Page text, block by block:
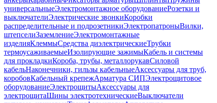
универсальныеЭлектромонтажное оборудованиеРозетки и
выключателиЭлектрические звонкиКоробки
распределительные и подрозетникиЭлектропатроныВилки,
штепселиЗаземлениеЭлектромонтажные
изделияКлеммыСредства диэлектрическиеТрубки
термоусаживаемыеИзолирующие зажимыКабель и системы
для прокладкиКороба, трубы, металлорукавСиловой
кабельНаконечники, гильзы кабельныеАксессуары для труб,
коробовКабельный крепежАрматура СИПЭлектрощитовое
оборудованиеЭлектрощитыАксессуары для
электрощитаШины электротехническиеВыключатели